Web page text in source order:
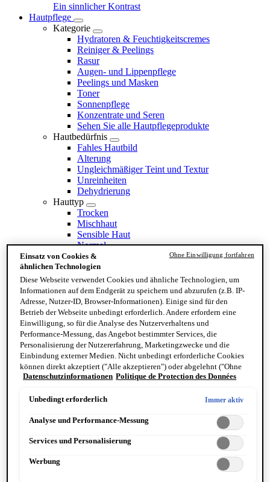
Ein sinnlicher Kontrast
Hautpflege
Kategorie
Hydratoren & Feuchtigkeitscremes
Reiniger & Peelings
Rasur
Augen- und Lippenpflege
Peelings und Masken
Toner
Sonnenpflege
Konzentrate und Seren
Sehen Sie alle Hautpflegeprodukte
Hautbedürfnis
Fahles Hautbild
Alterung
Ungleichmäßiger Teint und Textur
Unreinheiten
Dehydrierung
Hauttyp
Trocken
Mischhaut
Sensible Haut
Normal
Ölig
Inhaltsstoffe
Vitamin C
Retinoid
Panthenol
Antioxidantien
Zaubernuss
Hand & Körper
Einsatz von Cookies &
ähnlichen Technologien
Diese Webseite verwendet Cookies und ähnliche Technologien, um
Informationen auf dem Endgerät zu speichern und abzurufen (z.B. IP-
Adresse, Nutzer-ID, Browser-Informationen). Einige sind für den
Betrieb der Webseite unbedingt erforderlich. Andere erfordern eine
Einwilligung, so für die Analyse des Nutzerverhaltens und
Performance-Messung, das Angebot bestimmter Services, die
Personalisierung der Nutzererfahrung, Marketingzwecke und die
Einbindung externer Medien. Nicht unbedingt erforderliche Cookies
können direkt akzeptiert ("Alle akzeptieren") oder abgelehnt ("Ohne
Einwilligung fortfahren") werden. Individuelle Anpassungen der
speichern"). Die Auswahl kann jederzeit unter dem Link "Cookie-
Datenschutzinformationen.
Datenschutzinformationen Politique de Protection des Données
Unbedingt erforderlich Immer aktiv
Analyse und Performance-Messung
Services und Personalisierung
Werbung
Ohne Einwilligung fortfahren